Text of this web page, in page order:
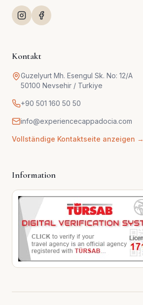
Kontakt
Guzelyurt Mh. Esengul Sk. No: 12/A
50100 Nevsehir / Turkiye
+90 501 160 50 50
info@experiencecappadocia.com
Vollständige Kontaktseite anzeigen →
Information